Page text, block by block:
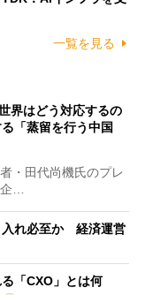
一覧を見る
界はどう対応するの
「蒸留を行う中国
・田代尚機氏のプレ
…
入れ必至か 経済運営
「CXO」とは何